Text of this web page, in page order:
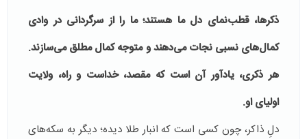
ذکرها، قطب‌نمای دل ما هستند؛ ما را از سرگردانی در وادی
کمال‌های نسبی نجات می‌دهند و متوجه کمال مطلق می‌سازند.
هر ذکری، یادآور آن است که مقصد، خداست و راه، ولایت
اولیای او.
دلِ ذاکر، چون کسی است که انبار طلا دیده؛ دیگر به سکه‌های